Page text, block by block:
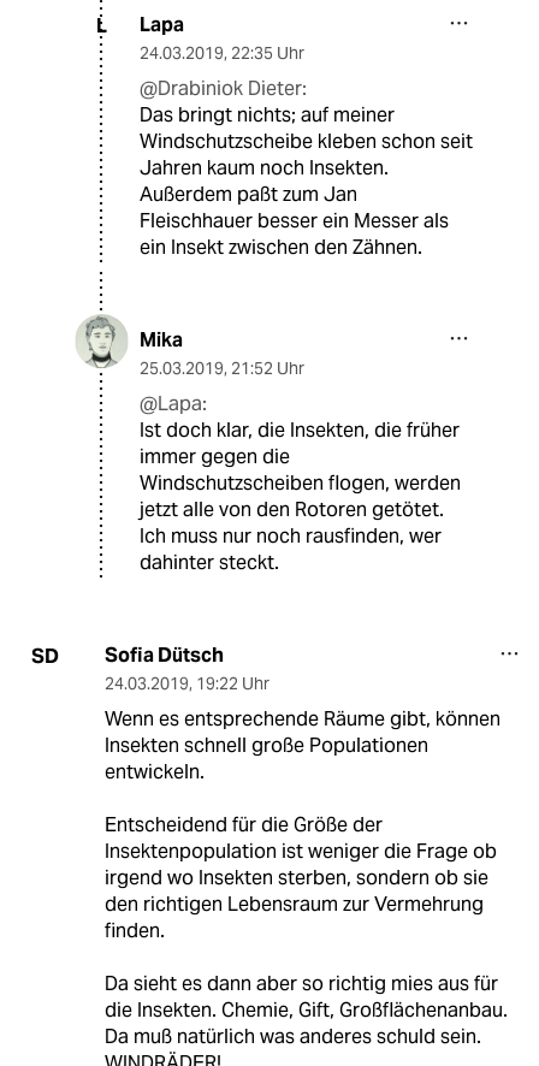
L Lapa
24.03.2019, 22:35 Uhr
@Drabiniok Dieter:
Das bringt nichts; auf meiner
Windschutzscheibe kleben schon seit
Jahren kaum noch Insekten.
Außerdem paßt zum Jan
Fleischhauer besser ein Messer als
ein Insekt zwischen den Zähnen.
Mika
25.03.2019, 21:52 Uhr
@Lapa:
Ist doch klar, die Insekten, die früher
immer gegen die
Windschutzscheiben flogen, werden
jetzt alle von den Rotoren getötet.
Ich muss nur noch rausfinden, wer
dahinter steckt.
SD Sofia Dütsch
24.03.2019, 19:22 Uhr
Wenn es entsprechende Räume gibt, können
Insekten schnell große Populationen
entwickeln.
Entscheidend für die Größe der
Insektenpopulation ist weniger die Frage ob
irgend wo Insekten sterben, sondern ob sie
den richtigen Lebensraum zur Vermehrung
finden.
Da sieht es dann aber so richtig mies aus für
die Insekten. Chemie, Gift, Großflächenanbau.
Da muß natürlich was anderes schuld sein.